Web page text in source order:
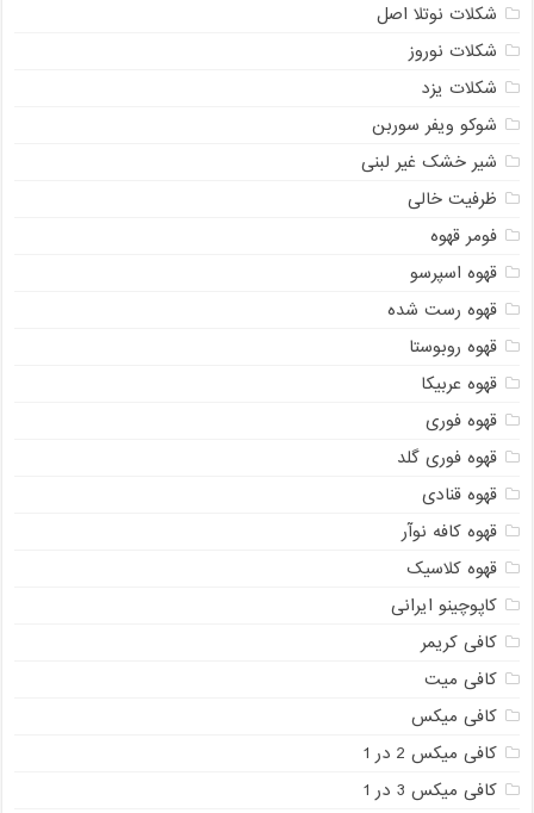
شکلات نوتلا اصل
شکلات نوروز
شکلات یزد
شوکو ویفر سوربن
شیر خشک غیر لبنی
ظرفیت خالی
فومر قهوه
قهوه اسپرسو
قهوه رست شده
قهوه روبوستا
قهوه عربیکا
قهوه فوری
قهوه فوری گلد
قهوه قنادی
قهوه کافه نوآر
قهوه کلاسیک
کاپوچینو ایرانی
کافی کریمر
کافی میت
کافی میکس
کافی میکس 2 در 1
کافی میکس 3 در 1